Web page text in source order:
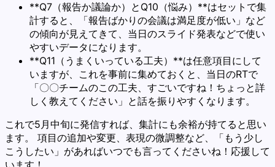
**Q7（報告か議論か）とQ10（悩み）**はセットで集
計すると、「報告ばかりの会議は満足度が低い」など
の傾向が見えてきて、当日のスライド発表などで使い
やすいデータになります。
**Q11（うまくいっている工夫）**は任意項目にして
いますが、これを事前に集めておくと、当日のRTで
「〇〇チームのこの工夫、すごいですね！ちょっと詳
しく教えてください」と話を振りやすくなります。
これで5月中旬に発信すれば、集計にも余裕が持てると思い
ます。 項目の追加や変更、表現の微調整など、「もう少し
こうしたい」があればいつでも言ってくださいね！応援して